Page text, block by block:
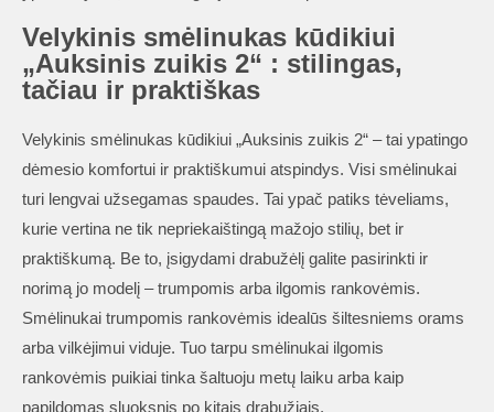
Velykinis smėlinukas kūdikiui
„Auksinis zuikis 2“ : stilingas,
tačiau ir praktiškas
Velykinis smėlinukas kūdikiui „Auksinis zuikis 2“ – tai ypatingo
dėmesio komfortui ir praktiškumui atspindys. Visi smėlinukai
turi lengvai užsegamas spaudes. Tai ypač patiks tėveliams,
kurie vertina ne tik nepriekaištingą mažojo stilių, bet ir
praktiškumą. Be to, įsigydami drabužėlį galite pasirinkti ir
norimą jo modelį – trumpomis arba ilgomis rankovėmis.
Smėlinukai trumpomis rankovėmis idealūs šiltesniems orams
arba vilkėjimui viduje. Tuo tarpu smėlinukai ilgomis
rankovėmis puikiai tinka šaltuoju metų laiku arba kaip
papildomas sluoksnis po kitais drabužiais.